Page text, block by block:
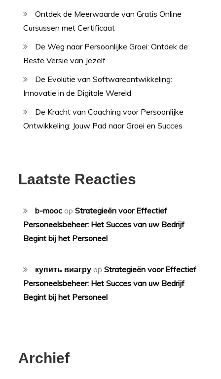
Ontdek de Meerwaarde van Gratis Online
Cursussen met Certificaat
De Weg naar Persoonlijke Groei: Ontdek de
Beste Versie van Jezelf
De Evolutie van Softwareontwikkeling:
Innovatie in de Digitale Wereld
De Kracht van Coaching voor Persoonlijke
Ontwikkeling: Jouw Pad naar Groei en Succes
Laatste Reacties
b-mooc opStrategieën voor Effectief
Personeelsbeheer: Het Succes van uw Bedrijf
Begint bij het Personeel
купить виагру opStrategieën voor Effectief
Personeelsbeheer: Het Succes van uw Bedrijf
Begint bij het Personeel
Archief